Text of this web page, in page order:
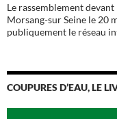
Le rassemblement
Morsang-sur Seine le 20
publiquement le réseau
COUPURES D’EAU, LE